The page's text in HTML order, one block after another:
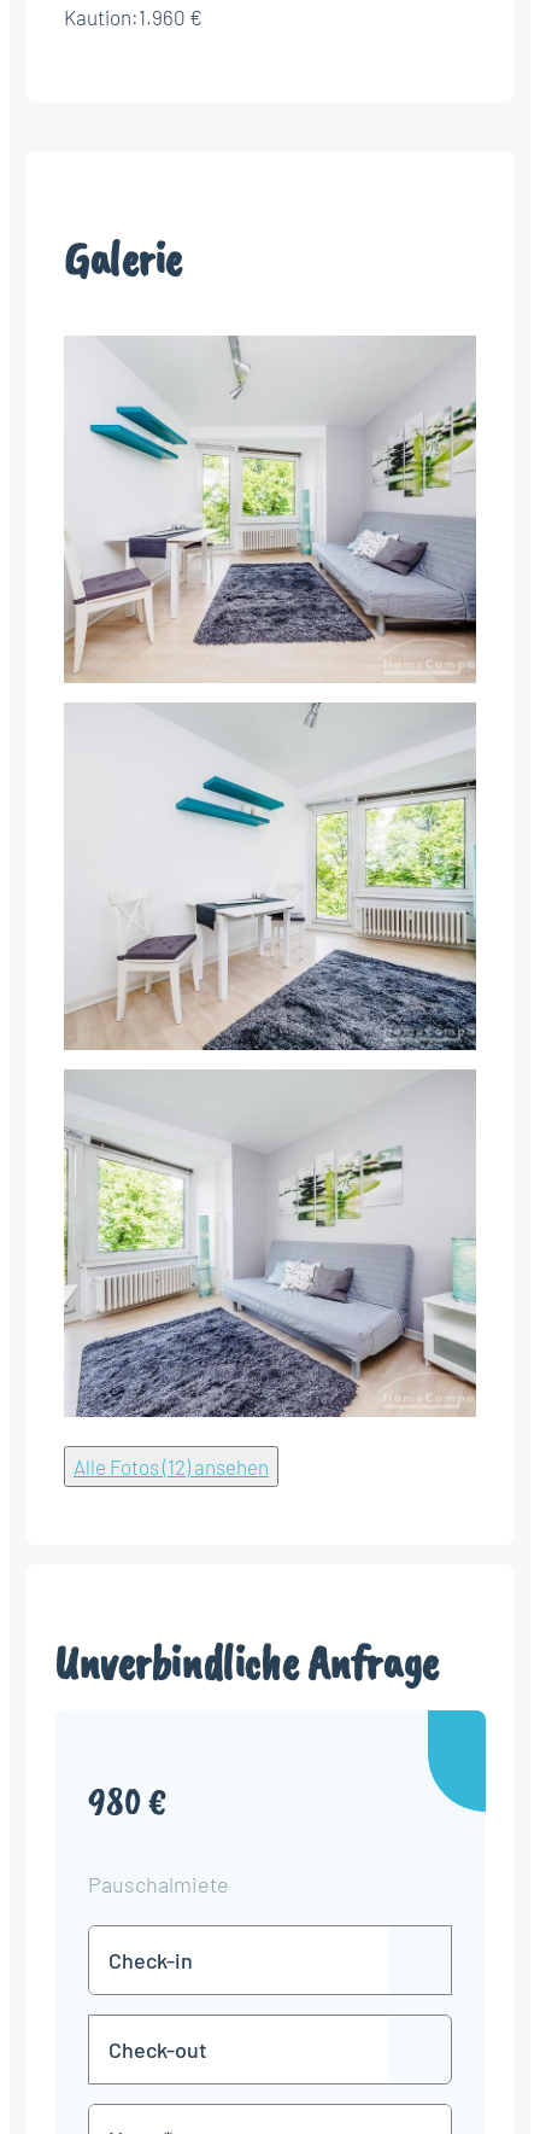
Kaution:1.960 €
Galerie
Alle Fotos (12) ansehen
Unverbindliche Anfrage
980 €
Pauschalmiete
in
TT
Punkt
MM
JJJJ
TT
Punkt
MM